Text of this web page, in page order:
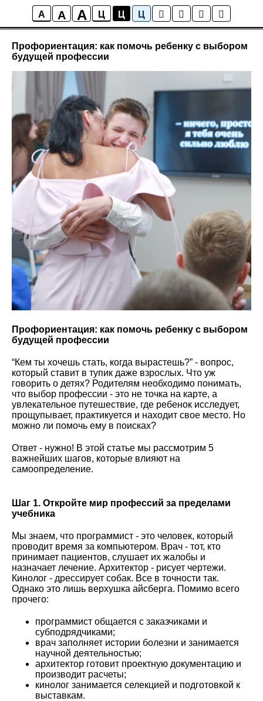
A A A Ц Ц Ц
Блог
Профориентация: как помочь ребенку с выбором
будущей профессии
Профориентация: как помочь ребенку с выбором
будущей профессии
“Кем ты хочешь стать, когда вырастешь?” - вопрос,
который ставит в тупик даже взрослых. Что уж
говорить о детях? Родителям необходимо понимать,
что выбор профессии - это не точка на карте, а
увлекательное путешествие, где ребенок исследует,
прощупывает, практикуется и находит свое место. Но
можно ли помочь ему в поисках?
Ответ - нужно! В этой статье мы рассмотрим 5
важнейших шагов, которые влияют на
самоопределение.
Шаг 1. Откройте мир профессий за пределами
учебника
Мы знаем, что программист - это человек, который
проводит время за компьютером. Врач - тот, кто
принимает пациентов, слушает их жалобы и
назначает лечение. Архитектор - рисует чертежи.
Кинолог - дрессирует собак. Все в точности так.
Однако это лишь верхушка айсберга. Помимо всего
прочего:
программист общается с заказчиками и
субподрядчиками;
врач заполняет истории болезни и занимается
научной деятельностью;
архитектор готовит проектную документацию и
производит расчеты;
кинолог занимается селекцией и подготовкой к
выставкам.